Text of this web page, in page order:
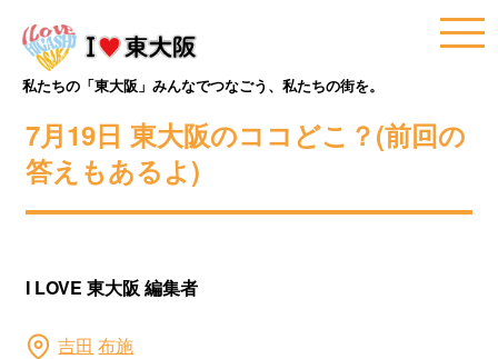
私たちの「東大阪」みんなでつなごう、私たちの街を。
7月19日 東大阪のココどこ？(前回の
答えもあるよ)
I LOVE 東大阪 編集者
吉田 布施